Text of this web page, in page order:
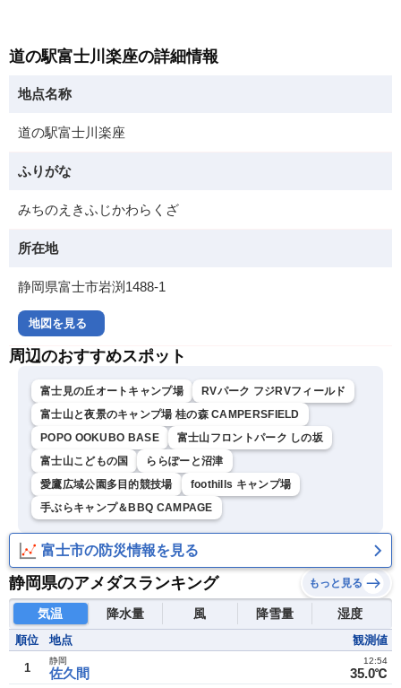
道の駅富士川楽座の詳細情報
地点名称
道の駅富士川楽座
ふりがな
みちのえきふじかわらくざ
所在地
静岡県富士市岩渕1488-1
地図を見る
周辺のおすすめスポット
富士見の丘オートキャンプ場
RVパーク フジRVフィールド
富士山と夜景のキャンプ場 桂の森 CAMPERSFIELD
POPO OOKUBO BASE
富士山フロントパーク しの坂
富士山こどもの国
ららぽーと沼津
愛鷹広域公園多目的競技場
foothills キャンプ場
手ぶらキャンプ＆BBQ CAMPAGE
富士市の防災情報を見る
静岡県のアメダスランキング もっと見る
気温 降水量 風 降雪量 湿度
順位 地点 観測値
1 佐久間
静岡
35.0℃
12:54